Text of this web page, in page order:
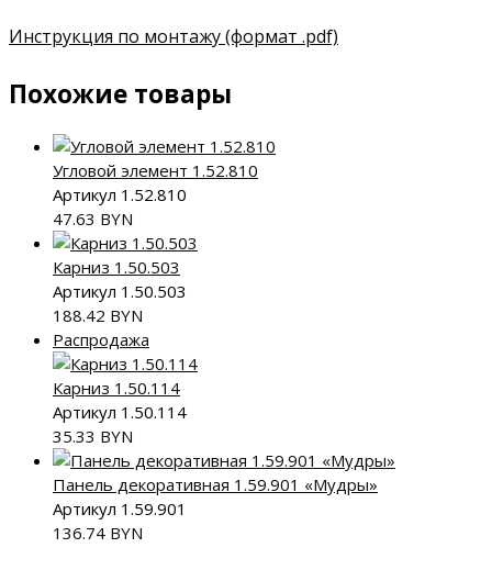
Инструкция по монтажу(формат .pdf)
Похожие товары
Угловой элемент 1.52.810
Артикул 1.52.810
47.63 BYN
Карниз 1.50.503
Артикул 1.50.503
188.42 BYN
Распродажа
Карниз 1.50.114
Артикул 1.50.114
35.33 BYN
Панель декоративная 1.59.901 «Мудры»
Артикул 1.59.901
136.74 BYN